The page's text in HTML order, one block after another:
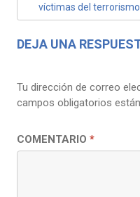
víctimas del terrorismo
DEJA UNA
Tu dirección de correo
campos obligatorios
COMENTARIO *